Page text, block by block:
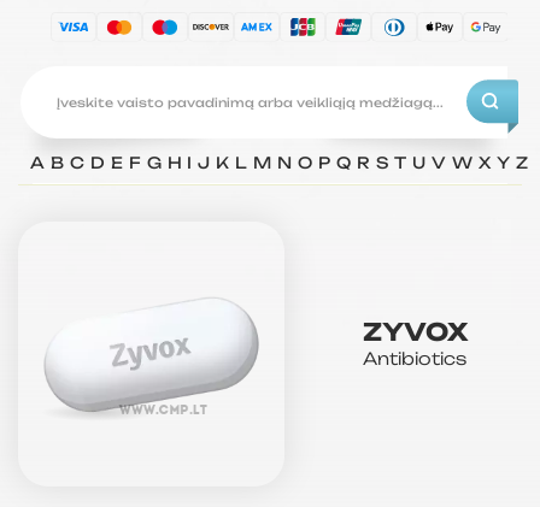
A B C D E F G H I J K L M N O P Q R S T U V W X Y Z
ZYVOX
Antibiotics